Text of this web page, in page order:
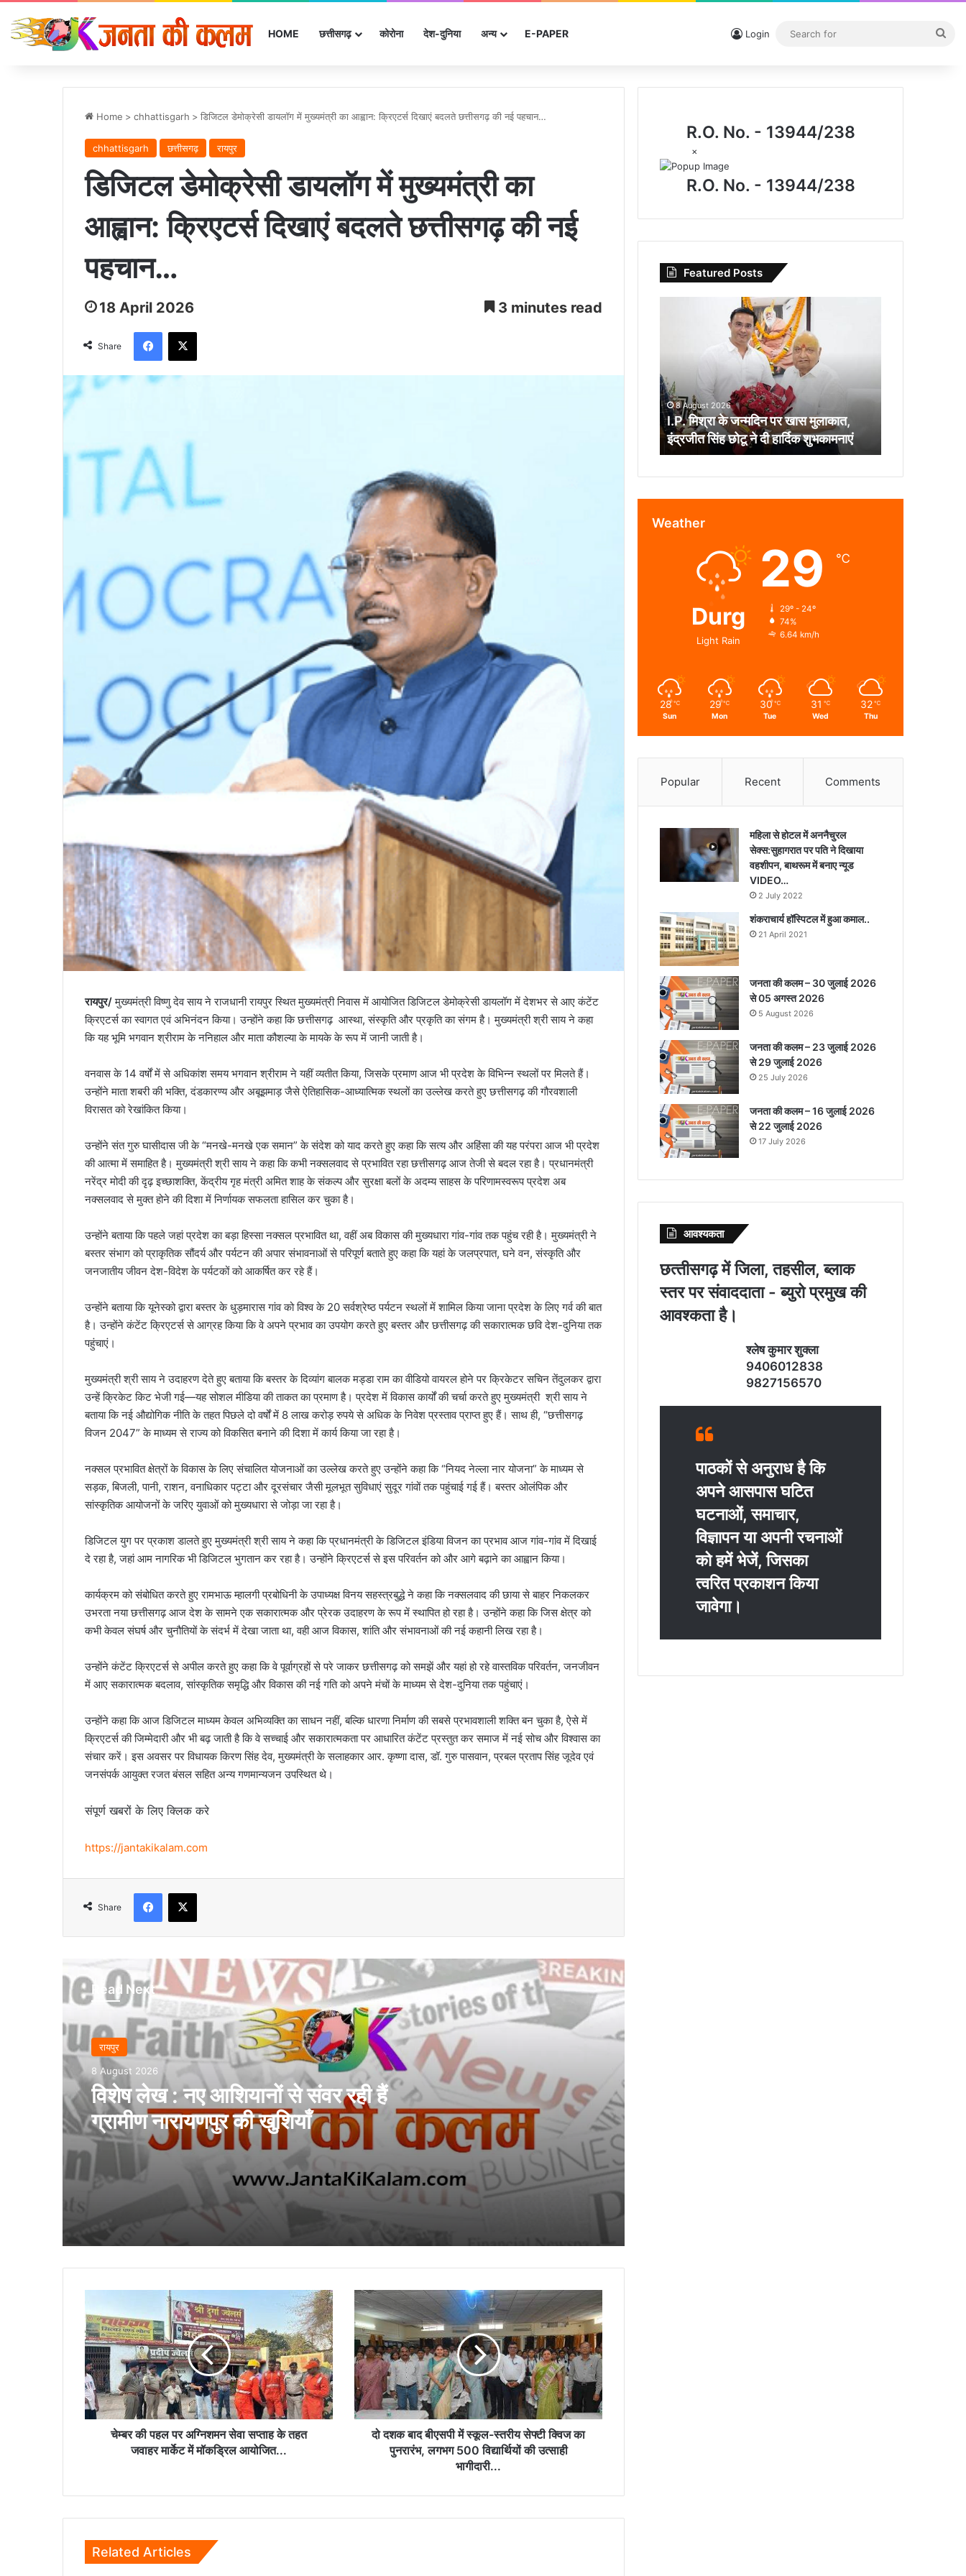
HOME छत्तीसगढ़ कोरोना देश-दुनिया अन्‍य E-PAPER Login
Home > chhattisgarh > डिजिटल डेमोक्रेसी डायलॉग में मुख्यमंत्री का आह्वान: क्रिएटर्स दिखाएं बदलते छत्तीसगढ़ की नई पहचान…
chhattisgarh छत्तीसगढ़ रायपुर
डिजिटल डेमोक्रेसी डायलॉग में मुख्यमंत्री का
आह्वान: क्रिएटर्स दिखाएं बदलते छत्तीसगढ़ की नई
पहचान…
18 April 2026 3 minutes read
Share
Facebook
X
रायपुर/मुख्यमंत्री विष्णु देव साय ने राजधानी रायपुर स्थित मुख्यमंत्री निवास में आयोजित डिजिटल डेमोक्रेसी डायलॉग में देशभर से आए कंटेंट
क्रिएटर्स का स्वागत एवं अभिनंदन किया। उन्होंने कहा कि छत्तीसगढ़ आस्था, संस्कृति और प्रकृति का संगम है। मुख्यमंत्री श्री साय ने कहा
कि यह भूमि भगवान श्रीराम के ननिहाल और माता कौशल्या के मायके के रूप में जानी जाती है।
वनवास के 14 वर्षों में से अधिकांश समय भगवान श्रीराम ने यहीं व्यतीत किया, जिसके प्रमाण आज भी प्रदेश के विभिन्न स्थलों पर मिलते हैं।
उन्होंने माता शबरी की भक्ति, दंडकारण्य और अबूझमाड़ जैसे ऐतिहासिक-आध्यात्मिक स्थलों का उल्लेख करते हुए छत्तीसगढ़ की गौरवशाली
विरासत को रेखांकित किया।
उन्होंने संत गुरु घासीदास जी के “मनखे-मनखे एक समान” के संदेश को याद करते हुए कहा कि सत्य और अहिंसा की यह परंपरा आज भी प्रदेश
की आत्मा में समाहित है। मुख्यमंत्री श्री साय ने कहा कि कभी नक्सलवाद से प्रभावित रहा छत्तीसगढ़ आज तेजी से बदल रहा है। प्रधानमंत्री
नरेंद्र मोदी की दृढ़ इच्छाशक्ति, केंद्रीय गृह मंत्री अमित शाह के संकल्प और सुरक्षा बलों के अदम्य साहस के परिणामस्वरूप प्रदेश अब
नक्सलवाद से मुक्त होने की दिशा में निर्णायक सफलता हासिल कर चुका है।
उन्होंने बताया कि पहले जहां प्रदेश का बड़ा हिस्सा नक्सल प्रभावित था, वहीं अब विकास की मुख्यधारा गांव-गांव तक पहुंच रही है। मुख्यमंत्री ने
बस्तर संभाग को प्राकृतिक सौंदर्य और पर्यटन की अपार संभावनाओं से परिपूर्ण बताते हुए कहा कि यहां के जलप्रपात, घने वन, संस्कृति और
जनजातीय जीवन देश-विदेश के पर्यटकों को आकर्षित कर रहे हैं।
उन्होंने बताया कि यूनेस्को द्वारा बस्तर के धुड़मारास गांव को विश्व के 20 सर्वश्रेष्ठ पर्यटन स्थलों में शामिल किया जाना प्रदेश के लिए गर्व की बात
है। उन्होंने कंटेंट क्रिएटर्स से आग्रह किया कि वे अपने प्रभाव का उपयोग करते हुए बस्तर और छत्तीसगढ़ की सकारात्मक छवि देश-दुनिया तक
पहुंचाएं।
मुख्यमंत्री श्री साय ने उदाहरण देते हुए बताया कि बस्तर के दिव्यांग बालक मड्डा राम का वीडियो वायरल होने पर क्रिकेटर सचिन तेंदुलकर द्वारा
उन्हें क्रिकेट किट भेजी गई—यह सोशल मीडिया की ताकत का प्रमाण है। प्रदेश में विकास कार्यों की चर्चा करते हुए मुख्यमंत्री श्री साय ने
बताया कि नई औद्योगिक नीति के तहत पिछले दो वर्षों में 8 लाख करोड़ रुपये से अधिक के निवेश प्रस्ताव प्राप्त हुए हैं। साथ ही, “छत्तीसगढ़
विजन 2047” के माध्यम से राज्य को विकसित बनाने की दिशा में कार्य किया जा रहा है।
नक्सल प्रभावित क्षेत्रों के विकास के लिए संचालित योजनाओं का उल्लेख करते हुए उन्होंने कहा कि “नियद नेल्ला नार योजना” के माध्यम से
सड़क, बिजली, पानी, राशन, वनाधिकार पट्टा और दूरसंचार जैसी मूलभूत सुविधाएं सुदूर गांवों तक पहुंचाई गई हैं। बस्तर ओलंपिक और
सांस्कृतिक आयोजनों के जरिए युवाओं को मुख्यधारा से जोड़ा जा रहा है।
डिजिटल युग पर प्रकाश डालते हुए मुख्यमंत्री श्री साय ने कहा कि प्रधानमंत्री के डिजिटल इंडिया विजन का प्रभाव आज गांव-गांव में दिखाई
दे रहा है, जहां आम नागरिक भी डिजिटल भुगतान कर रहा है। उन्होंने क्रिएटर्स से इस परिवर्तन को और आगे बढ़ाने का आह्वान किया।
कार्यक्रम को संबोधित करते हुए रामभाऊ म्हालगी प्रबोधिनी के उपाध्यक्ष विनय सहस्त्रबुद्धे ने कहा कि नक्सलवाद की छाया से बाहर निकलकर
उभरता नया छत्तीसगढ़ आज देश के सामने एक सकारात्मक और प्रेरक उदाहरण के रूप में स्थापित हो रहा है। उन्होंने कहा कि जिस क्षेत्र को
कभी केवल संघर्ष और चुनौतियों के संदर्भ में देखा जाता था, वही आज विकास, शांति और संभावनाओं की नई कहानी लिख रहा है।
उन्होंने कंटेंट क्रिएटर्स से अपील करते हुए कहा कि वे पूर्वाग्रहों से परे जाकर छत्तीसगढ़ को समझें और यहां हो रहे वास्तविक परिवर्तन, जनजीवन
में आए सकारात्मक बदलाव, सांस्कृतिक समृद्धि और विकास की नई गति को अपने मंचों के माध्यम से देश-दुनिया तक पहुंचाएं।
उन्होंने कहा कि आज डिजिटल माध्यम केवल अभिव्यक्ति का साधन नहीं, बल्कि धारणा निर्माण की सबसे प्रभावशाली शक्ति बन चुका है, ऐसे में
क्रिएटर्स की जिम्मेदारी और भी बढ़ जाती है कि वे सच्चाई और सकारात्मकता पर आधारित कंटेंट प्रस्तुत कर समाज में नई सोच और विश्वास का
संचार करें। इस अवसर पर विधायक किरण सिंह देव, मुख्यमंत्री के सलाहकार आर. कृष्णा दास, डॉ. गुरु पासवान, प्रबल प्रताप सिंह जूदेव एवं
जनसंपर्क आयुक्त रजत बंसल सहित अन्य गणमान्यजन उपस्थित थे।
संपूर्ण खबरों के लिए क्लिक करे
https://jantakikalam.com
Share
Facebook
X
Read Next
रायपुर
8 August 2026
विशेष लेख : नए आशियानों से संवर रही हैं
ग्रामीण नारायणपुर की खुशियाँ
श्रमिक कल्याण के क्षेत्र में नई पहचान…
अग्रवाल के सवाल पर सरकार ने बताया- देश में 42
कोसा की चमक अब वैश्विक बाजार तक : मुख्यमंत्री
ने लॉन्च किया छत्तीसगढ़ का प्रीमियम हैंडलूम ब्रांड
‘कोशल फैब’
CG News: मेदांता अस्पताल पहुंचे सांसद बृजमोहन
अग्रवाल, BJP प्रदेश अध्यक्ष किरण सिंह देव से
जाना हालचाल
जागरूक हो रहे छत्तीसगढ़ के नागरिक: राष्ट्रीय
उपभोक्ता हेल्पलाइन पर शिकायतें 20,000 के पार,
100% मामलों का हुआ सफल निवारण – बृजमोहन
राजधानी की सुरक्षा और चाक-चौबंद कानून-व्यवस्था
के लिए सांसद बृजमोहन अग्रवाल ने मुख्यमंत्री एवं
मुख्यमंत्री विष्णु देव साय की अध्यक्षता में वन
फोर्स की पहली बैठक संपन्न
“छत्तीसगढ़ के कारीगर वैश्विक बाजार का नेतृत्व कर
सकते हैं” लोकसभा में सांसद बृजमोहन अग्रवाल
सिंचाई सुविधाओं के विस्तार, फसल विविधिकरण और
आधुनिक तकनीक से खेती बनेगी अधिक लाभकारी –
मुख्यमंत्री श्री साय
की
पहल
पर
अग्निशमन
सेवा
सप्ताह
के
तहत
चेम्बर की पहल पर अग्निशमन सेवा सप्ताह के तहत
जवाहर मार्केट में मॉकड्रिल आयोजित...
दो
दशक
बाद
बीएसपी
में
स्कूल-
स्तरीय
सेफ्टी
क्विज
दो दशक बाद बीएसपी में स्कूल-स्तरीय सेफ्टी क्विज का
पुनरारंभ, लगभग 500 विद्यार्थियों की उत्साही
भागीदारी...
Related Articles
R.O. No. - 13944/238
×
R.O. No. - 13944/238
Featured Posts
खास
मुलाकात,
इंद्रजीत
सिंह
छोटू
ने
शुभकामनाएं
8 August 2026
I.P. मिश्रा के जन्मदिन पर खास मुलाकात,
इंद्रजीत सिंह छोटू ने दी हार्दिक शुभकामनाएं
Weather
Durg
Light Rain
29 ℃
29º - 24º
74%
6.64 km/h
28 ℃
Sun
29 ℃
Mon
30 ℃
Tue
31 ℃
Wed
32 ℃
Thu
Popular Recent Comments
महिला से होटल में अननैचुरल
सेक्स:सुहागरात पर पति ने दिखाया
वहशीपन, बाथरूम में बनाए न्यूड
VIDEO…
2 July 2022
शंकराचार्य हॉस्पिटल में हुआ कमाल..
21 April 2021
जनता की कलम – 30 जुलाई 2026
से 05 अगस्त 2026
5 August 2026
जनता की कलम – 23 जुलाई 2026
से 29 जुलाई 2026
25 July 2026
जनता की कलम – 16 जुलाई 2026
से 22 जुलाई 2026
17 July 2026
आवश्‍यकता
छत्‍तीसगढ़ में जिला, तहसील, ब्‍लाक
स्‍तर पर संवाददाता - ब्‍युरो प्रमुख की
आवश्‍कता है।
श्‍लेष कुमार शुक्‍ला
9406012838
9827156570
पाठकों से अनुराध है कि
अपने आसपास घटित
घटनाओं, समाचार,
विज्ञापन या अपनी रचनाओं
को हमें भेजें, जिसका
त्‍वरित प्रकाशन किया
जावेगा।